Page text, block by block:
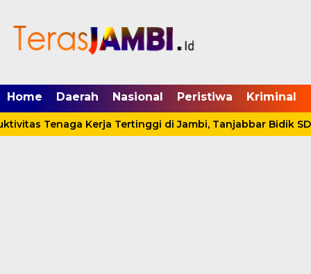
Home Daerah Nasional Peristiwa Kriminal
Tenaga Kerja Tertinggi di Jambi, Tanjabbar Bidik